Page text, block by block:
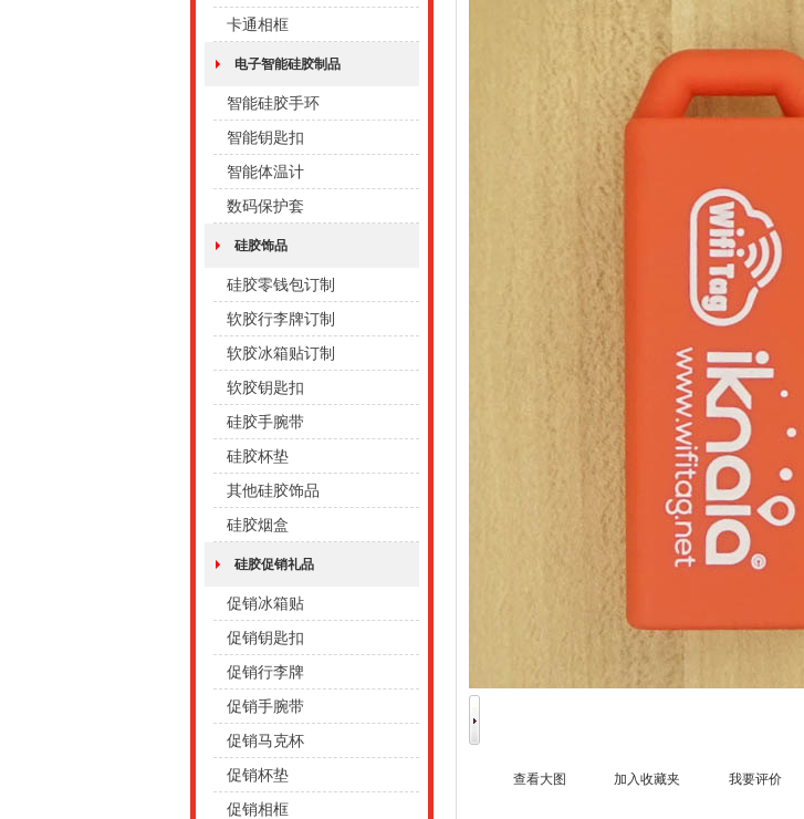
卡通相框
电子智能硅胶制品
智能硅胶手环
智能钥匙扣
智能体温计
数码保护套
硅胶饰品
硅胶零钱包订制
软胶行李牌订制
软胶冰箱贴订制
软胶钥匙扣
硅胶手腕带
硅胶杯垫
其他硅胶饰品
硅胶烟盒
硅胶促销礼品
促销冰箱贴
促销钥匙扣
促销行李牌
促销手腕带
促销马克杯
促销杯垫
促销相框
查看大图 加入收藏夹 我要评价